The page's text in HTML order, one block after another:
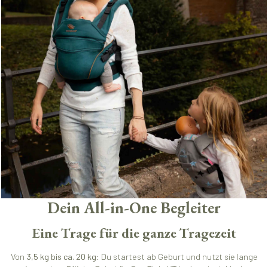
Dein All-in-One Begleiter
Eine Trage für die ganze Tragezeit
Von 3,5 kg bis ca. 20 kg: Du startest ab Geburt und nutzt sie lange